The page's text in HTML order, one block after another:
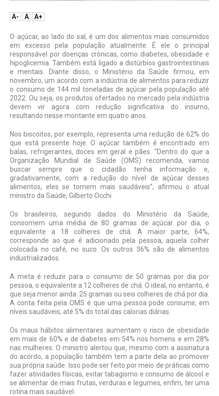
A- A A+
O açúcar, ao lado do sal, é um dos alimentos mais consumidos
em excesso pela população atualmente. É ele o principal
responsável por doenças crônicas, como diabetes, obesidade e
hipoglicemia. Também está ligado a distúrbios gastrointestinais
e mentais. Diante disso, o Ministério da Saúde firmou, em
novembro, um acordo com a indústria de alimentos para reduzir
o consumo de 144 mil toneladas de açúcar pela população até
2022. Ou seja, os produtos ofertados no mercado pela indústria
devem vir agora com redução significativa do insumo,
resultando nesse montante em quatro anos.
Nos biscoitos, por exemplo, representa uma redução de 62% do
que está presente hoje. O açúcar também é encontrado em
balas, refrigerantes, doces em geral e pães. “Dentro do que a
Organização Mundial de Saúde (OMS) recomenda, vamos
buscar sempre que o cidadão tenha informação e,
gradativamente, com a redução do nível de açúcar desses
alimentos, eles se tornem mais saudáveis”, afirmou o atual
ministro da Saúde, Gilberto Occhi.
Os brasileiros, segundo dados do Ministério da Saúde,
consomem uma média de 80 gramas de açúcar por dia, o
equivalente a 18 colheres de chá. A maior parte, 64%,
corresponde ao que é adicionado pela pessoa, aquela colher
colocada no café, no suco. Os outros 36% são de alimentos
industrializados.
A meta é reduzir para o consumo de 50 gramas por dia por
pessoa, o equivalente a 12 colheres de chá. O ideal, no entanto, é
que seja menor ainda: 25 gramas ou seis colheres de chá por dia.
A conta feita pela OMS é que uma pessoa pode consumir, em
níveis saudáveis, até 5% do total das calorias diárias.
Os maus hábitos alimentares aumentam o risco de obesidade
em mais de 60% e de diabetes em 54% nos homens e em 28%
nas mulheres. O ministro alertou que, mesmo com a assinatura
do acordo, a população também tem a parte dela ao promover
sua própria saúde. Isso pode ser feito por meio de práticas como
fazer atividades físicas, evitar tabagismo e consumo de álcool e
se alimentar de mais frutas, verduras e legumes, enfim, ter uma
rotina mais saudável.